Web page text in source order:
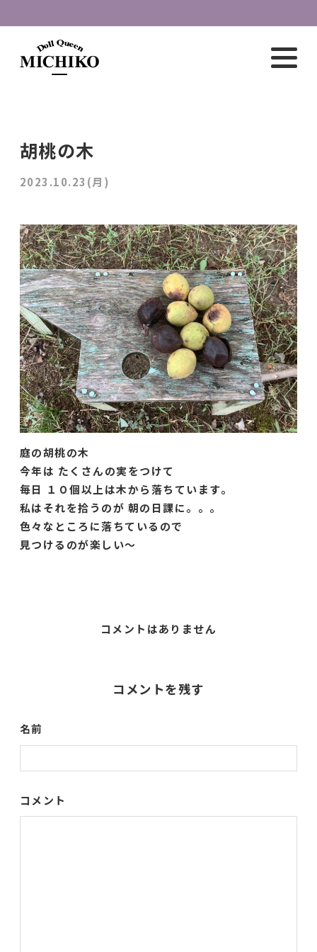
胡桃の木
2023.10.23(月)
庭の胡桃の木
今年は たくさんの実をつけて
毎日 １０個以上は木から落ちています。
私はそれを拾うのが 朝の日課に。。。
色々なところに落ちているので
見つけるのが楽しい〜
コメントはありません
コメントを残す
名前
コメント